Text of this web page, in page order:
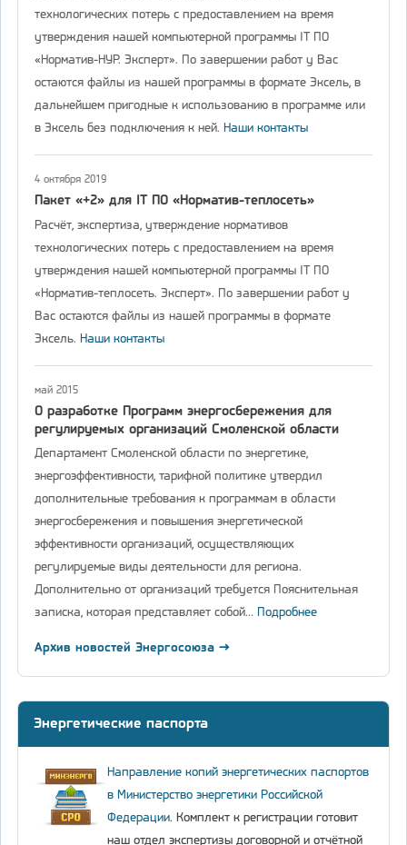
технологических потерь с предоставлением на время
утверждения нашей компьютерной программы IT ПО
«Норматив-НУР. Эксперт». По завершении работ у Вас
остаются файлы из нашей программы в формате Эксель, в
дальнейшем пригодные к использованию в программе или
в Эксель без подключения к ней. Наши контакты
4 октября 2019
Пакет «+2» для IT ПО «Норматив-теплосеть»
Расчёт, экспертиза, утверждение нормативов
технологических потерь с предоставлением на время
утверждения нашей компьютерной программы IT ПО
«Норматив-теплосеть. Эксперт». По завершении работ у
Вас остаются файлы из нашей программы в формате
Эксель. Наши контакты
май 2015
О разработке Программ энергосбережения для
регулируемых организаций Смоленской области
Департамент Смоленской области по энергетике,
энергоэффективности, тарифной политике утвердил
дополнительные требования к программам в области
энергосбережения и повышения энергетической
эффективности организаций, осуществляющих
регулируемые виды деятельности для региона.
Дополнительно от организаций требуется Пояснительная
записка, которая представляет собой… Подробнее
Архив новостей Энергосоюза →
Энергетические паспорта
Направление копий энергетических паспортов
в Министерство энергетики Российской
Федерации. Комплект к регистрации готовит
наш отдел экспертизы договорной и отчётной